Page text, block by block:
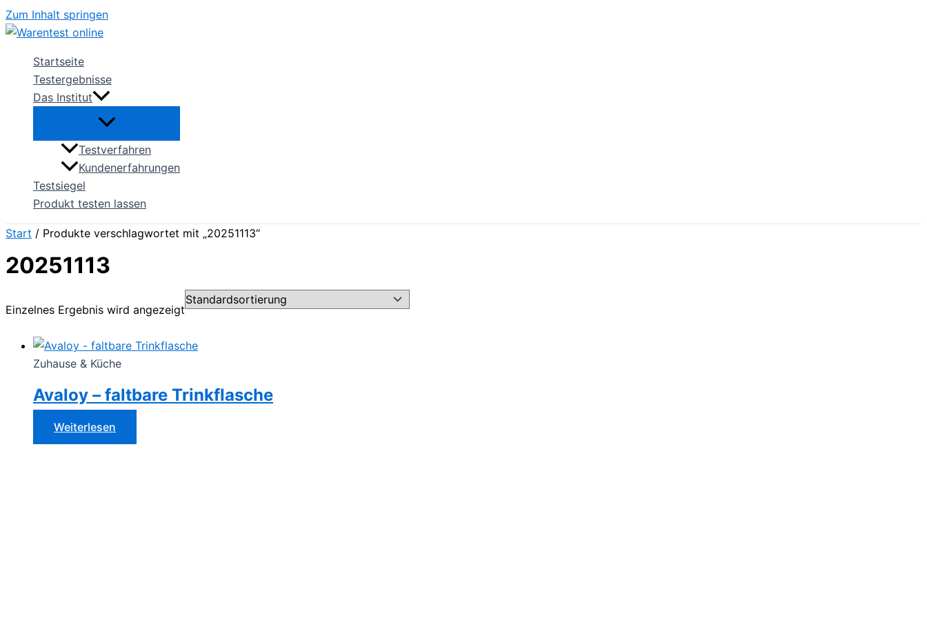
Zum Inhalt springen
Startseite
Testergebnisse
Das Institut
Testverfahren
Kundenerfahrungen
Testsiegel
Produkt testen lassen
Start / Produkte verschlagwortet mit „20251113“
20251113
Einzelnes Ergebnis wird angezeigt
Zuhause & Küche
Avaloy – faltbare Trinkflasche
Weiterlesen